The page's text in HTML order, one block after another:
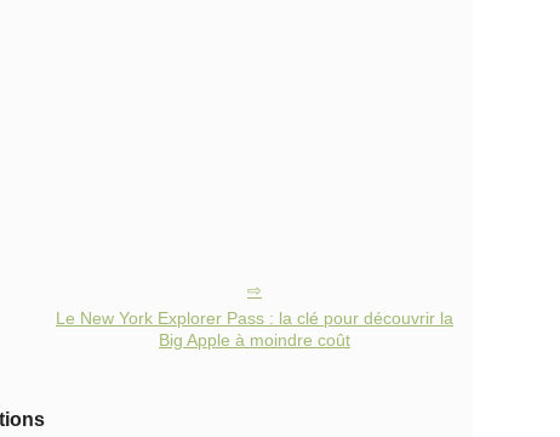
Le New York Explorer Pass : la clé pour découvrir la
Big Apple à moindre coût